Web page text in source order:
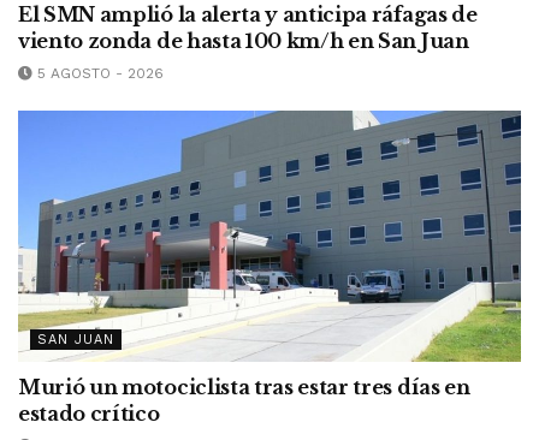
El SMN amplió la alerta y anticipa ráfagas de
viento zonda de hasta 100 km/h en San Juan
5 AGOSTO - 2026
SAN JUAN
Murió un motociclista tras estar tres días en
estado crítico